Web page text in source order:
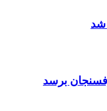
برسد